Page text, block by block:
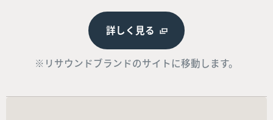
詳しく見る
※リサウンドブランドのサイトに移動します。